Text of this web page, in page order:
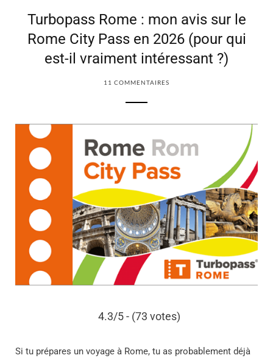
Turbopass Rome : mon avis sur le
Rome City Pass en 2026 (pour qui
est-il vraiment intéressant ?)
11 COMMENTAIRES
4.3/5 - (73 votes)
Si tu prépares un voyage à Rome, tu as probablement déjà